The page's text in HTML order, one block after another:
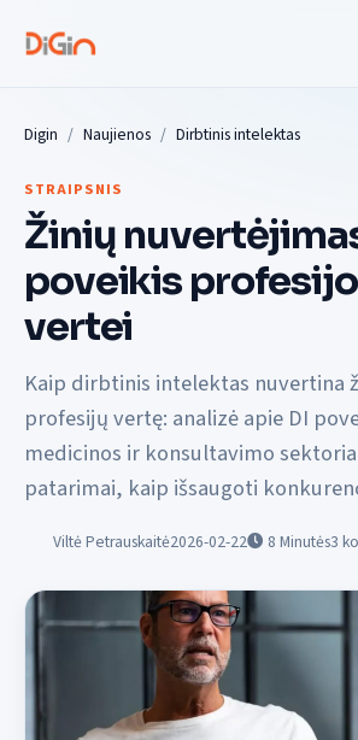
Digin Naujienos Dirbtinis intelektas
STRAIPSNIS
Žinių
poveikis
vertei
Kaip dirbtinis intelektas nuvertina
profesijų vertę: analizė apie DI
medicinos ir konsultavimo
patarimai, kaip išsaugoti
Viltė Petrauskaitė2026-02-22 8 Minutės3